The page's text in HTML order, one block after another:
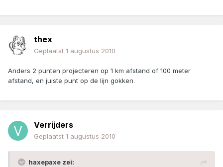
thex
Geplaatst 1 augustus 2010
Anders 2 punten projecteren op 1 km afstand of 100 meter
afstand, en juiste punt op de lijn gokken.
Verrijders
Geplaatst 1 augustus 2010
haxepaxe zei: